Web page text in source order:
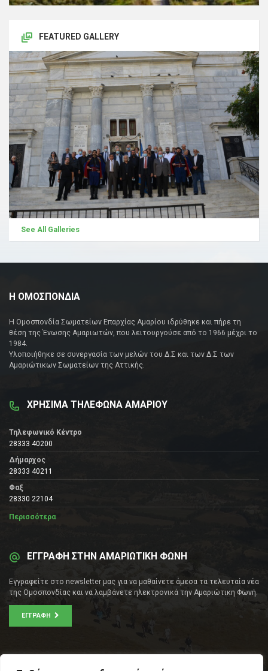
FEATURED GALLERY
See All Galleries
Η ΟΜΟΣΠΟΝΔΙΑ
Η Ομοσπονδία Σωματείων Επαρχίας Αμαρίου ιδρύθηκε και πήρε τη
θέση της Ένωσης Αμαριωτών, που λειτουργούσε από το 1966 μέχρι το
1984.
Υλοποιήθηκε σε συνεργασία των μελών του Δ.Σ και των Δ.Σ των
Αμαριώτικων Σωματείων της Αττικής.
ΧΡΗΣΙΜΑ ΤΗΛΕΦΩΝΑ ΑΜΑΡΙΟΥ
Τηλεφωνικό Κέντρο
28333 40200
Δήμαρχος
28333 40211
Φαξ
28330 22104
Περισσότερα
ΕΓΓΡΑΦΗ ΣΤΗΝ ΑΜΑΡΙΩΤΙΚΗ ΦΩΝΗ
Εγγραφείτε στο newsletter μας για να μαθαίνετε άμεσα τα τελευταία νέα
της Ομοσπονδίας και να λαμβάνετε ηλεκτρονικά την Αμαριώτικη Φωνή.
ΕΓΓΡΑΦΉ